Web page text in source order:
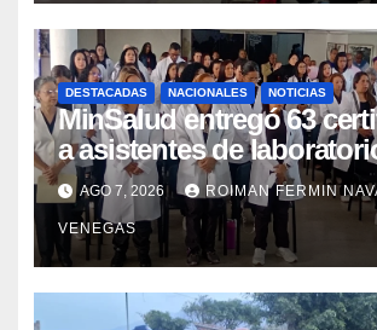
DESTACADAS NACIONALES NOTICIAS
MinSalud entregó 63
a asistentes de
para garantizar respaldo
profesional
AGO 7, 2026 ROIMAN FERMIN
VENEGAS